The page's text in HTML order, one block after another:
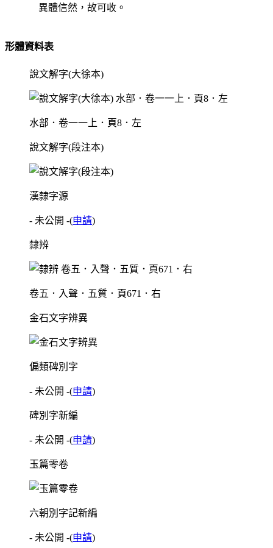
異體信然，故可收。
形體資料表
說文解字(大徐本)
水部．卷一一上．頁8．左
說文解字(段注本)
漢隸字源
- 未公開 -(申請)
隸辨
卷五．入聲．五質．頁671．右
金石文字辨異
偏類碑別字
- 未公開 -(申請)
碑別字新編
- 未公開 -(申請)
玉篇零卷
六朝別字記新編
- 未公開 -(申請)